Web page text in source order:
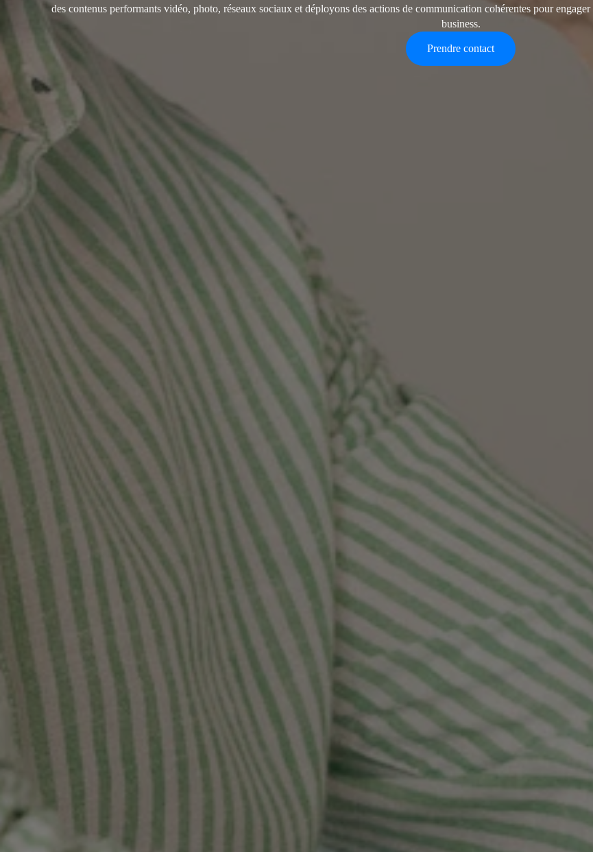
des contenus performants vidéo, photo, réseaux sociaux et déployons des actions de communication cohérentes pour
business.
Prendre contact